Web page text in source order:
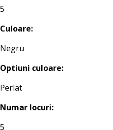
5
Culoare:
Negru
Optiuni culoare:
Perlat
Numar locuri:
5